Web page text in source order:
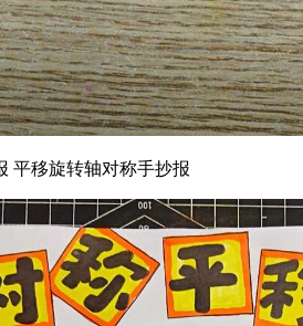
平移旋转轴对称手抄报